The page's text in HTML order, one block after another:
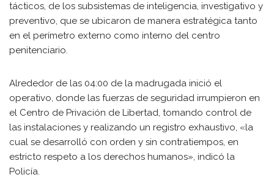
tácticos, de los subsistemas de inteligencia, investigativo y
preventivo, que se ubicaron de manera estratégica tanto
en el perímetro externo como interno del centro
penitenciario.
Alrededor de las 04:00 de la madrugada inició el
operativo, donde las fuerzas de seguridad irrumpieron en
el Centro de Privación de Libertad, tomando control de
las instalaciones y realizando un registro exhaustivo, «la
cual se desarrolló con orden y sin contratiempos, en
estricto respeto a los derechos humanos», indicó la
Policía.